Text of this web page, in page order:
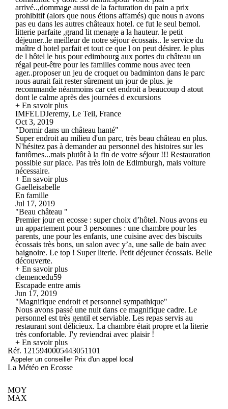
arrivé..,dommage aussi de la facturation du pain a prix
prohibitif (alors que nous étions affamés) que nous n avons
pas eu dans les autres châteaux hotel. ce fut le seul bemol.
litterie parfaite ,grand lit menage a la hauteur. le petit
déjeuner..le meilleur de notre séjour écossais.. le service du
maître d hotel parfait et tout ce que l on peut désirer. le plus
de l hôtel le bus pour edimbourg aux portes du château un
régal peut-être pour les familles comme nous avec teen
ager..proposer un jeu de croquet ou badminton dans le parc
nous aurait fait rester sûrement un jour de plus. je
recommande néanmoins car cet endroit a beaucoup d atout
dont le calme après des journées d excursions
+ En savoir plus
IMFELDJeremy, Le Teil, France
Oct 3, 2019
"Dormir dans un château hanté"
Super endroit au milieu d'un parc, très beau château en plus.
N'hésitez pas à demander au personnel des histoires sur les
fantômes...mais plutôt à la fin de votre séjour !!! Restauration
possible sur place. Pas très loin de Edimburgh, mais voiture
nécessaire.
+ En savoir plus
Gaelleisabelle
En famille
Jul 17, 2019
"Beau château "
Premier jour en ecosse : super choix d’hôtel. Nous avons eu
un appartement pour 3 personnes : une chambre pour les
parents, une pour les enfants, une cuisine avec des biscuits
écossais très bons, un salon avec y’a, une salle de bain avec
baignoire. Le top ! Super literie. Petit déjeuner écossais. Belle
découverte.
+ En savoir plus
clemencedu59
Escapade entre amis
Jun 17, 2019
"Magnifique endroit et personnel sympathique"
Nous avons passé une nuit dans ce magnifique cadre. Le
personnel est très gentil et serviable. Les repas servis au
restaurant sont délicieux. La chambre était propre et la literie
très confortable. J'y reviendrai avec plaisir !
+ En savoir plus
Réf. 1215940005443051101
Appeler un conseiller Prix d'un appel local
La Météo en Ecosse
MOY
MAX